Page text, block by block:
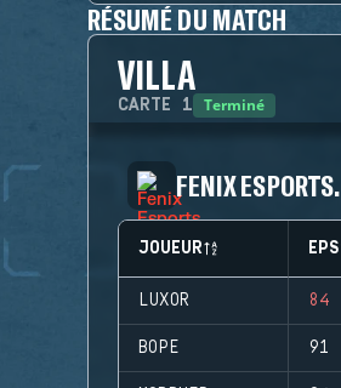
RÉSUMÉ DU MATCH
VILLA
CARTE 1 Terminé
FENIX ESPORTS.
JOUEUR EPS
LUXOR 84
BOPE 91